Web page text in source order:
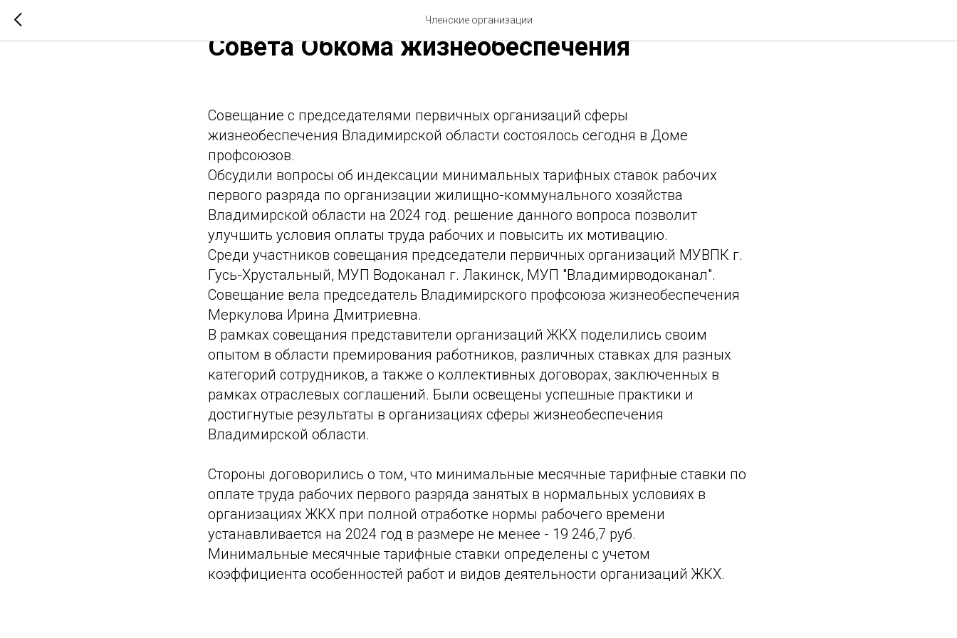
Членские организации
В Доме Профсоюзов состоялось заседание
Совета Обкома жизнеобеспечения
Совещание с председателями первичных организаций сферы
жизнеобеспечения Владимирской области состоялось сегодня в Доме
профсоюзов.
Обсудили вопросы об индексации минимальных тарифных ставок рабочих
первого разряда по организации жилищно-коммунального хозяйства
Владимирской области на 2024 год. решение данного вопроса позволит
улучшить условия оплаты труда рабочих и повысить их мотивацию.
Среди участников совещания председатели первичных организаций МУВПК г.
Гусь-Хрустальный, МУП Водоканал г. Лакинск, МУП "Владимирводоканал".
Совещание вела председатель Владимирского профсоюза жизнеобеспечения
Меркулова Ирина Дмитриевна.
В рамках совещания представители организаций ЖКХ поделились своим
опытом в области премирования работников, различных ставках для разных
категорий сотрудников, а также о коллективных договорах, заключенных в
рамках отраслевых соглашений. Были освещены успешные практики и
достигнутые результаты в организациях сферы жизнеобеспечения
Владимирской области.
Стороны договорились о том, что минимальные месячные тарифные ставки по
оплате труда рабочих первого разряда занятых в нормальных условиях в
организациях ЖКХ при полной отработке нормы рабочего времени
устанавливается на 2024 год в размере не менее - 19 246,7 руб.
Минимальные месячные тарифные ставки определены с учетом
коэффициента особенностей работ и видов деятельности организаций ЖКХ.